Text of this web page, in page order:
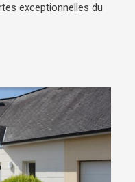
exceptionnelles du